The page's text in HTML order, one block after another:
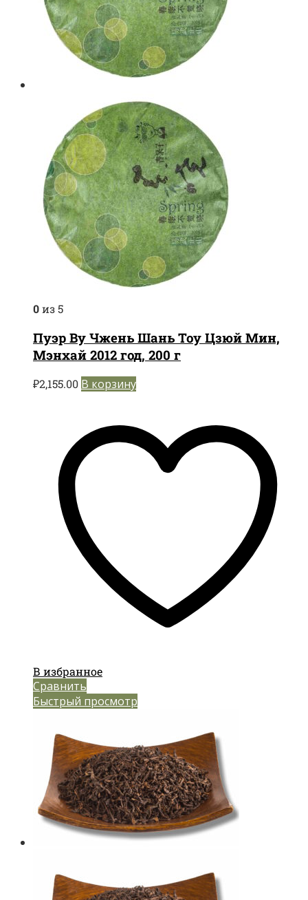
0из 5
Пуэр Ву Чжень Шань Тоу Цзюй Мин,
Мэнхай 2012 год, 200 г
₽2,155.00 В корзину
В избранное
Сравнить
Быстрый просмотр